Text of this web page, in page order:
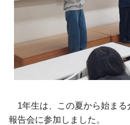
1年生は、この夏から始まる
報告会に参加しました。